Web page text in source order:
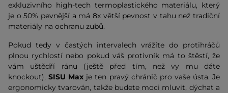
exkluzivního high-tech termoplastického materiálu, který
je o 50% pevnější a má 8x větší pevnost v tahu než tradiční
materiály na ochranu zubů.
Pokud tedy v častých intervalech vrážíte do protihráčů
plnou rychlostí nebo pokud váš protivník má to štěstí, že
vám uštědří ránu (ještě před tím, než vy mu dáte
knockout), SISU Max je ten pravý chránič pro vaše ústa. Je
ergonomicky tvarován, takže budete moci mluvit, dýchat a